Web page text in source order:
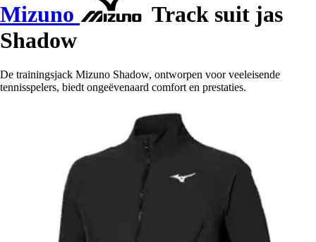
Mizuno
Track suit jas
Shadow
De trainingsjack Mizuno Shadow, ontworpen voor veeleisende
tennisspelers, biedt ongeëvenaard comfort en prestaties.